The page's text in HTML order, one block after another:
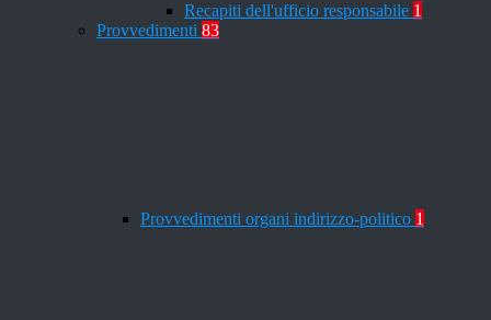
Recapiti dell'ufficio responsabile 1
Provvedimenti 83
Provvedimenti organi indirizzo-politico 1